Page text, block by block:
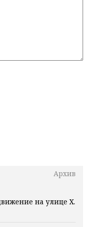
Архив
на улице Х.